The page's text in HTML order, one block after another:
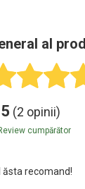
al
5 (2 opinii)
cumpărător
recomand!